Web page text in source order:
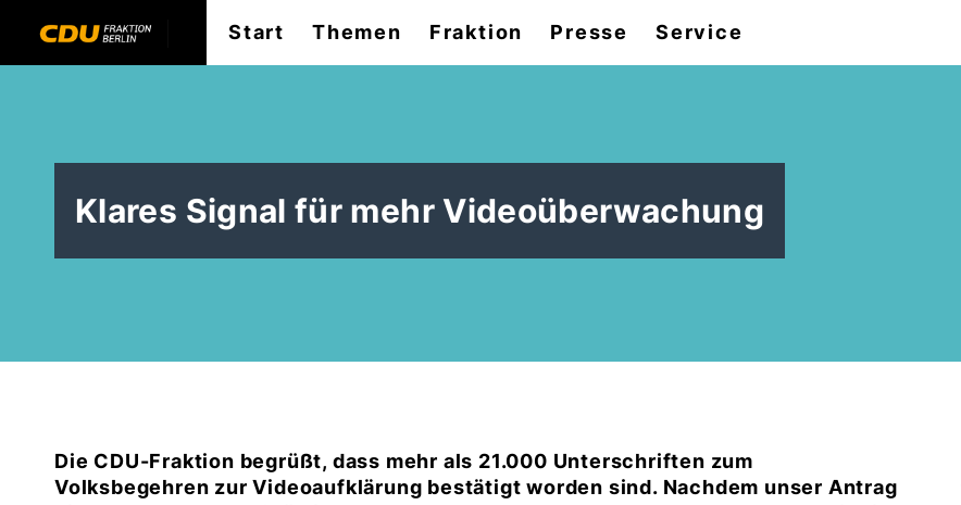
Start Themen Fraktion Presse Service
Klares Signal für mehr Videoüberwachung
Die CDU-Fraktion begrüßt, dass mehr als 21.000 Unterschriften zum
Volksbegehren zur Videoaufklärung bestätigt worden sind. Nachdem unser Antrag